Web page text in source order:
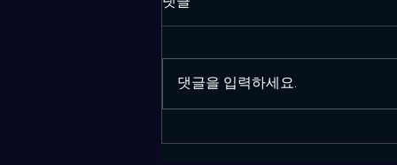
건대호빠 규빈실장
댓글을 입력하세요.